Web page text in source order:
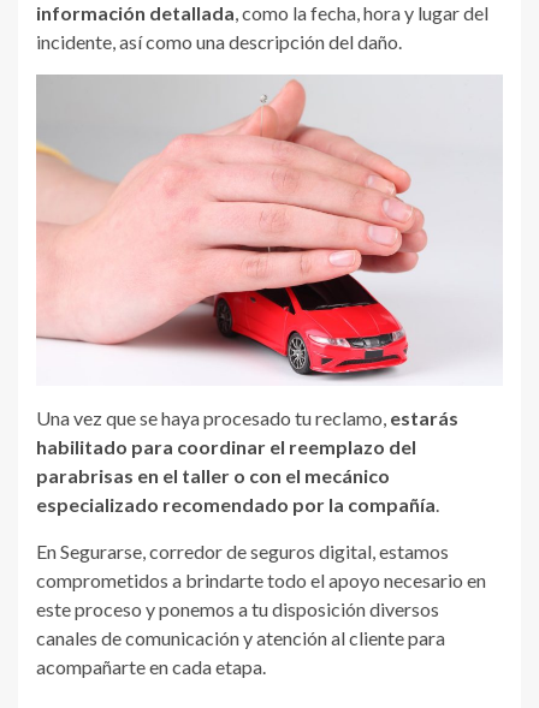
información detallada, como la fecha, hora y lugar del
incidente, así como una descripción del daño.
Una vez que se haya procesado tu reclamo, estarás
habilitado para coordinar el reemplazo del
parabrisas en el taller o con el mecánico
especializado recomendado por la compañía.
En Segurarse, corredor de seguros digital, estamos
comprometidos a brindarte todo el apoyo necesario en
este proceso y ponemos a tu disposición diversos
canales de comunicación y atención al cliente para
acompañarte en cada etapa.